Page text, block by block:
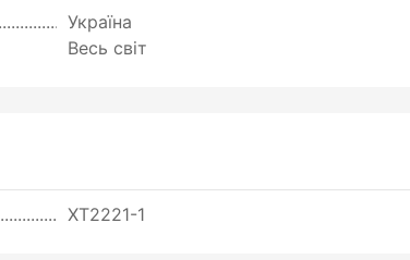
Україна
Весь світ
XT2221-1